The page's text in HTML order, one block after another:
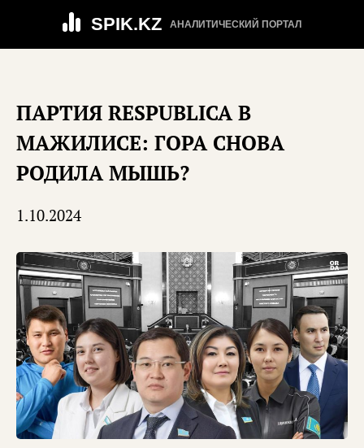
SPIK.KZ АНАЛИТИЧЕСКИЙ ПОРТАЛ
ПАРТИЯ RESPUBLICA В
МАЖИЛИСЕ: ГОРА СНОВА
РОДИЛА МЫШЬ?
1.10.2024